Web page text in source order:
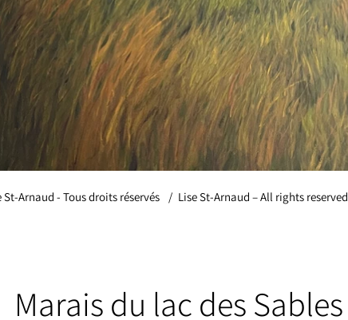
St-Arnaud - Tous droits réservés Lise St-Arnaud – All rights reserved
/
Marais du lac des Sables